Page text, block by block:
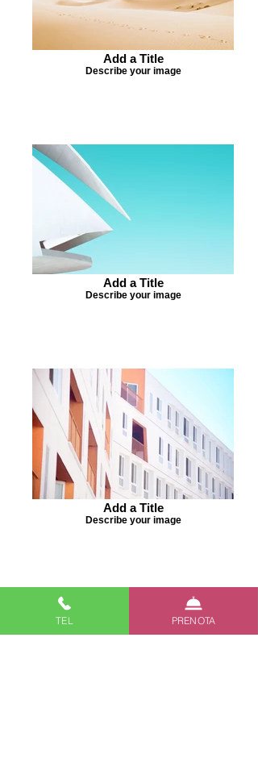
Add a Title
Describe your image
Add a Title
Describe your image
Add a Title
Describe your image
TEL PRENOTA